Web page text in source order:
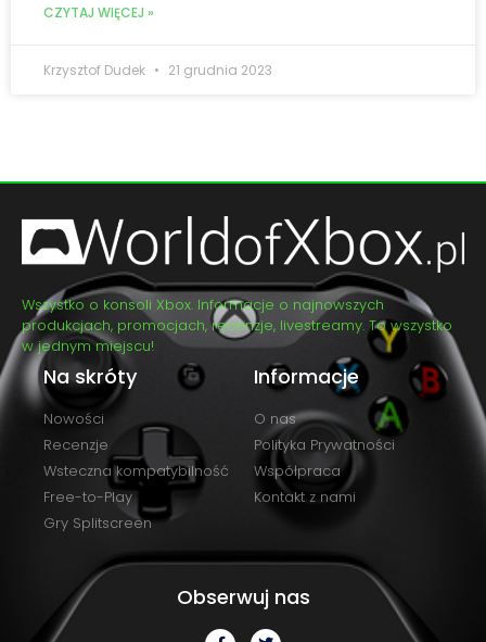
CZYTAJ WIĘCEJ »
Krzysztof Dudek 21 grudnia 2023
Wszystko o konsoli Xbox. Informacje o najnowszych
produkcjach, promocjach, recenzje, livestreamy. To wszystko
w jednym miejscu!
Na skróty
Nowości
Recenzje
Wsteczna kompatybilność
Free-to-Play
Gry Splitscreen
Informacje
O nas
Polityka Prywatności
Współpraca
Kontakt z nami
Obserwuj nas